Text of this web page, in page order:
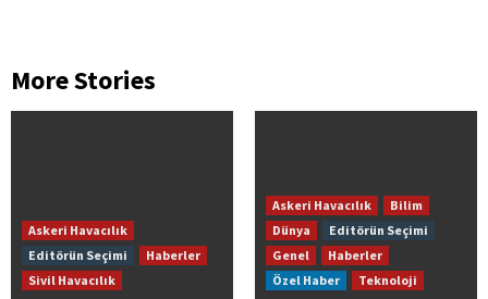
More Stories
Askeri Havacılık
Editörün Seçimi
Haberler
Sivil Havacılık
Askeri Havacılık
Bilim
Dünya
Editörün Seçimi
Genel
Haberler
Özel Haber
Teknoloji